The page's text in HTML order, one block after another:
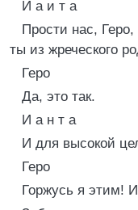
И а и т а
Прости нас,
ты из жреческого
Геро
Да, это так.
И а н т а
И для высокой
Геро
Горжусь я этим!